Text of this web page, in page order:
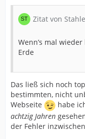
Zitat von
Wenn’s mal
Erde
Das ließ sich noch
bestimmten, nicht
Webseite
habe
achtzig Jahren
der Fehler